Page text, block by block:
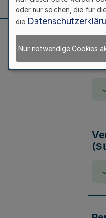
oder nur solchen, die für
die
Nur notwendige Cookies